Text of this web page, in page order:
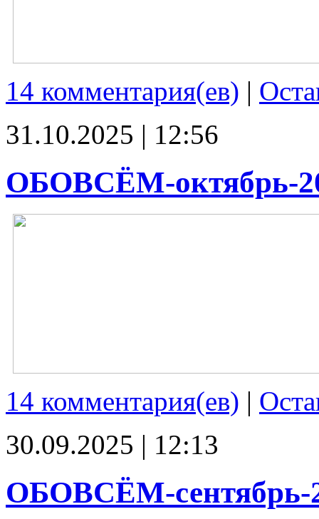
14 комментария(ев) |
31.10.2025 | 12:56
ОБОВСЁМ-октябрь-
14 комментария(ев) |
30.09.2025 | 12:13
ОБОВСЁМ-сентябрь-